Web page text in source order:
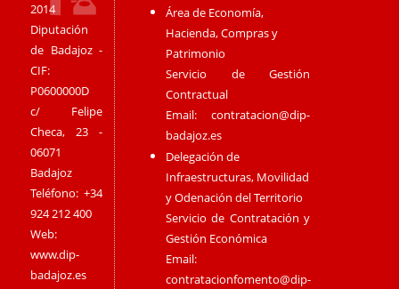
2014
Diputación
de Badajoz -
CIF:
P0600000D
c/ Felipe
Checa, 23 -
06071
Badajoz
Teléfono: +34
924 212 400
Web:
www.dip-
badajoz.es
Área de Economía,
Hacienda, Compras y
Patrimonio
Servicio de Gestión
Contractual
Email:contratacion@dip-
badajoz.es
Delegación de
Infraestructuras, Movilidad
y Odenación del Territorio
Servicio de Contratación y
Gestión Económica
Email:
contratacionfomento@dip-